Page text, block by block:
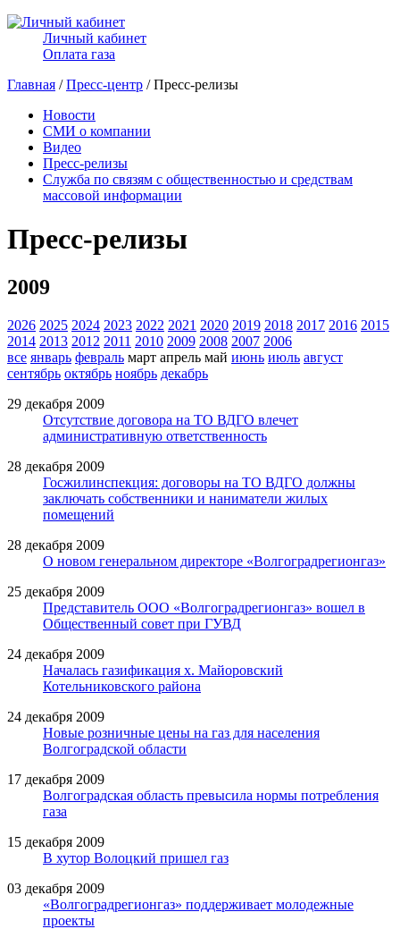
Личный кабинет
Оплата газа
Главная /Пресс-центр / Пресс-релизы
Новости
СМИ о компании
Видео
Пресс-релизы
Служба по связям с общественностью и средствам
массовой информации
Пресс-релизы
2009
2026 2025 2024 2023 2022 2021 2020 2019 2018 2017 2016 2015
2014 2013 2012 2011 2010 2009 2008 2007 2006
все январь февраль март апрель май июнь июль август
сентябрь октябрь ноябрь декабрь
29 декабря 2009
Отсутствие договора на ТО ВДГО влечет
административную ответственность
28 декабря 2009
Госжилинспекция: договоры на ТО ВДГО должны
заключать собственники и наниматели жилых
помещений
28 декабря 2009
О новом генеральном директоре «Волгоградрегионгаз»
25 декабря 2009
Представитель ООО «Волгоградрегионгаз» вошел в
Общественный совет при ГУВД
24 декабря 2009
Началась газификация х. Майоровский
Котельниковского района
24 декабря 2009
Новые розничные цены на газ для населения
Волгоградской области
17 декабря 2009
Волгоградская область превысила нормы потребления
газа
15 декабря 2009
В хутор Волоцкий пришел газ
03 декабря 2009
«Волгоградрегионгаз» поддерживает молодежные
проекты